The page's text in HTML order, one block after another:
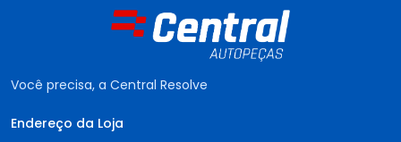
Você precisa, a Central Resolve
Endereço da Loja